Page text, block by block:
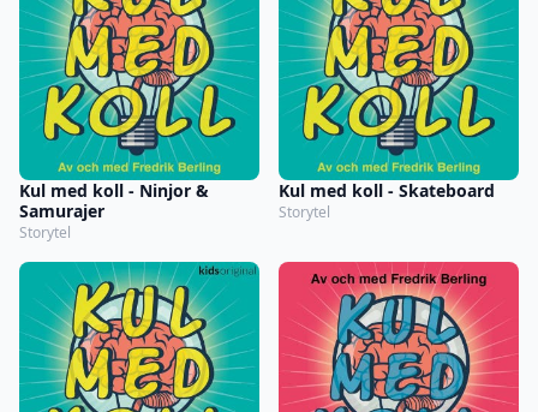
Kul med koll - Ninjor &
Samurajer
Storytel
Kul med koll - Skateboard
Storytel